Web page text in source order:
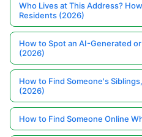
Who Lives at This Address?
Residents (2026)
How to Spot an AI-Generated
(2026)
How to Find Someone's
(2026)
How to Find Someone Online